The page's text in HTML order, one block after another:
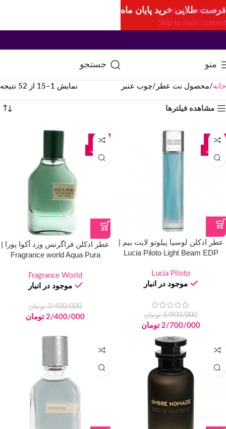
Skip to navigation
Skip to main content
منو جستجو
خانه محصول نت عطر چوب عنبر نمایش 1–15 از 52 نتیجه
مشاهده فیلترها
-54%
عطر ادکلن لوسیا پیلوتو لایت بیم |
Lucia Piloto Light Beam EDP
Lucia Piloto
موجود در انبار
5/900/000 تومان
2/700/000 تومان
-29%
عطر ادکلن فراگرنس ورد آکوا پورا |
Fragrance world Aqua Pura
Fragrance World
موجود در انبار
3/400/000 تومان
2/400/000 تومان
فرصت طلایی خرید پایان ماه